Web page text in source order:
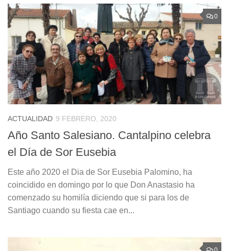
0
ACTUALIDAD 9 FEBRERO, 2020
Año Santo Salesiano. Cantalpino celebra
el Día de Sor Eusebia
Este año 2020 el Dia de Sor Eusebia Palomino, ha
coincidido en domingo por lo que Don Anastasio ha
comenzado su homilía diciendo que si para los de
Santiago cuando su fiesta cae en...